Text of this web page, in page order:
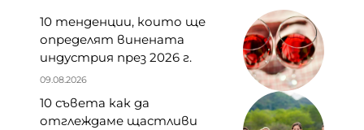
10 тенденции, които ще
определят винената
индустрия през 2026 г.
09.08.2026
10 съвета как да
отглеждаме щастливи